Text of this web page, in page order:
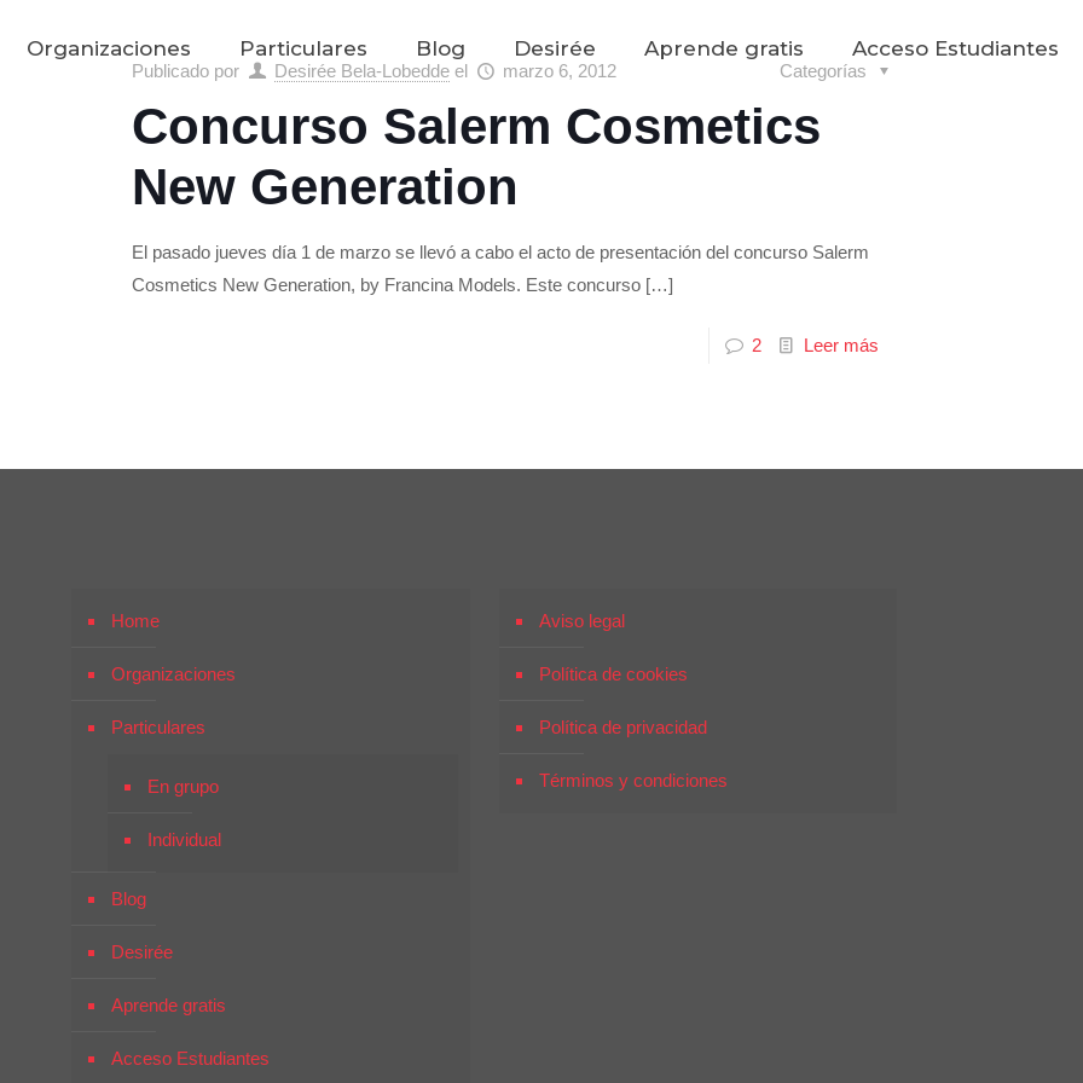
Organizaciones Particulares Blog Desirée Aprende gratis Acceso Estudiantes
Publicado por Desirée Bela-Lobedde el marzo 6, 2012 Categorías
Concurso Salerm Cosmetics
New Generation
El pasado jueves día 1 de marzo se llevó a cabo el acto de presentación del concurso Salerm
Cosmetics New Generation, by Francina Models. Este concurso […]
2 Leer más
Home
Organizaciones
Particulares
En grupo
Individual
Blog
Desirée
Aprende gratis
Acceso Estudiantes
Aviso legal
Política de cookies
Política de privacidad
Términos y condiciones